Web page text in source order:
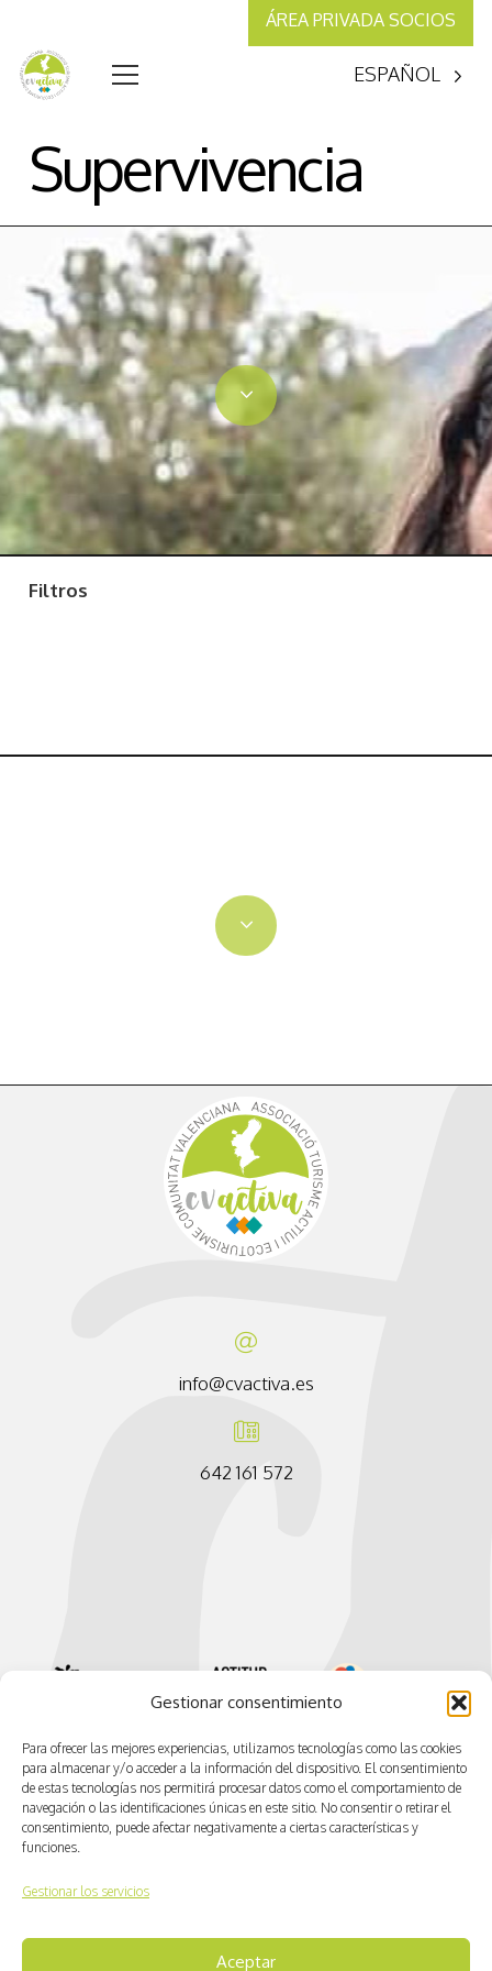
Gestionar consentimiento
Para ofrecer las mejores experiencias, utilizamos tecnologías como las cookies
para almacenar y/o acceder a la información del dispositivo. El consentimiento
de estas tecnologías nos permitirá procesar datos como el comportamiento de
navegación o las identificaciones únicas en este sitio. No consentir o retirar el
consentimiento, puede afectar negativamente a ciertas características y
funciones.
Gestionar los servicios
Aceptar
ÁREA PRIVADA SOCIOS
ESPAÑOL
Supervivencia
Filtros
info@cvactiva.es
642 161 572